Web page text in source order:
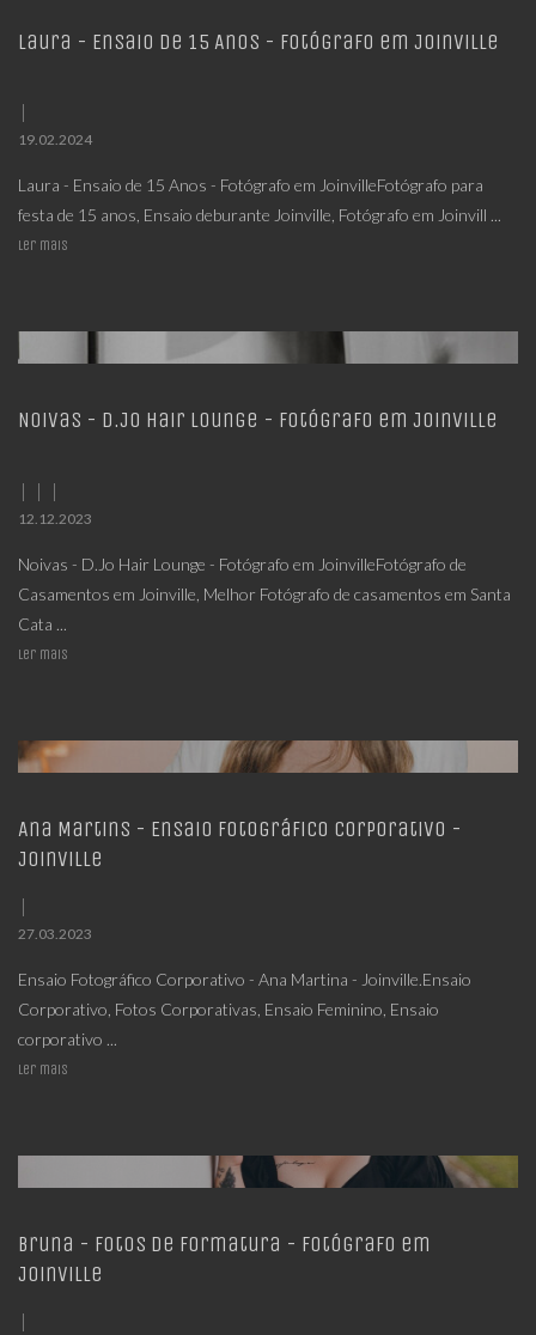
Laura - Ensaio de 15 Anos - Fotógrafo em Joinville
19.02.2024
Laura - Ensaio de 15 Anos - Fotógrafo em JoinvilleFotógrafo para
festa de 15 anos, Ensaio deburante Joinville, Fotógrafo em Joinvill ...
Ler mais
Noivas - D.Jo Hair Lounge - Fotógrafo em Joinville
12.12.2023
Noivas - D.Jo Hair Lounge - Fotógrafo em JoinvilleFotógrafo de
Casamentos em Joinville, Melhor Fotógrafo de casamentos em Santa
Cata ...
Ler mais
Ana Martins - Ensaio Fotográfico Corporativo -
Joinville
27.03.2023
Ensaio Fotográfico Corporativo - Ana Martina - Joinville.Ensaio
Corporativo, Fotos Corporativas, Ensaio Feminino, Ensaio
corporativo ...
Ler mais
Bruna - Fotos de Formatura - Fotógrafo em
Joinville